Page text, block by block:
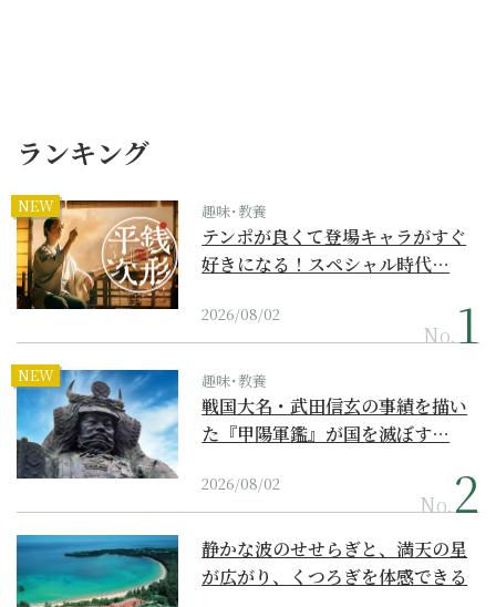
ランキング
NEW 趣味･教養
テンポが良くて登場キャラがすぐ
好きになる！スペシャル時代…
2026/08/02
No.
NEW 趣味･教養
戦国大名・武田信玄の事績を描い
た『甲陽軍鑑』が国を滅ぼす…
2026/08/02
No.
静かな波のせせらぎと、満天の星
が広がり、くつろぎを体感できる